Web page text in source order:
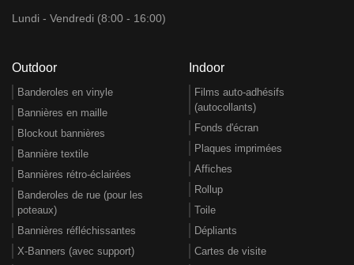
Lundi - Vendredi (8:00 - 16:00)
Outdoor
Banderoles en vinyle
Bannières en maille
Blockout bannières
Bannière textile
Bannières rétro-éclairées
Banderoles de rue (pour les
poteaux)
Bannières réfléchissantes
X-Banners (avec support)
Indoor
Films auto-adhésifs
(autocollants)
Fonds d'écran
Plaques imprimées
Affiches
Rollup
Toile
Dépliants
Cartes de visite